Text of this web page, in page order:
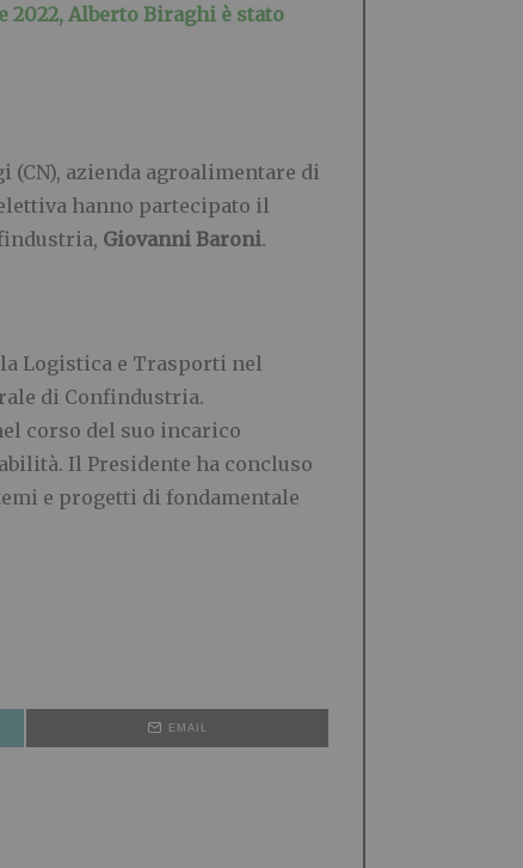
Alberto Biraghi è stato
(CN), azienda agroalimentare di
hanno partecipato il
Giovanni Baroni.
Logistica e Trasporti nel
di Confindustria.
corso del suo incarico
Il Presidente ha concluso
e progetti di fondamentale
EMAIL